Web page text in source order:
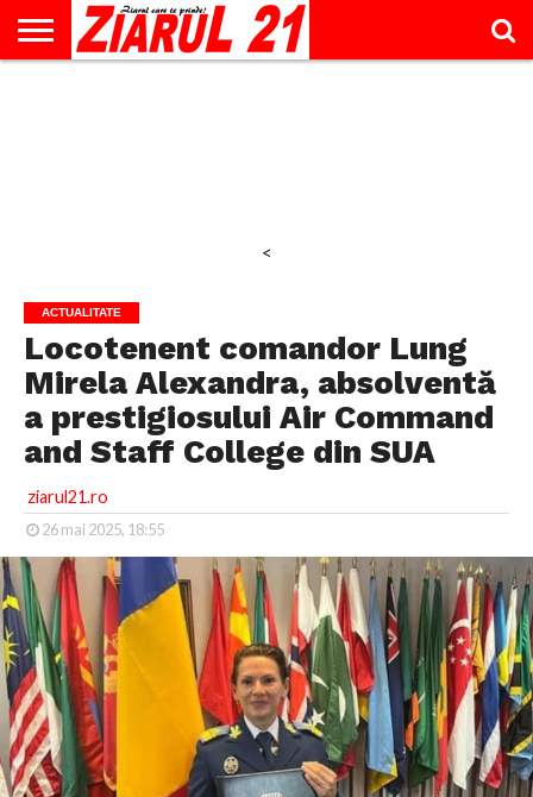
<
ACTUALITATE
Locotenent comandor Lung
Mirela Alexandra, absolventă
a prestigiosului Air Command
and Staff College din SUA
ziarul21.ro
26 mai 2025, 18:55